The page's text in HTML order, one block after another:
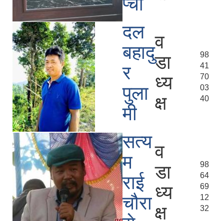
दल
बहादु
र
पुला
मी
व
डा
ध्य
क्ष
98
41
70
03
40
सत्य
म
राई
चौरा
व
डा
ध्य
क्ष
98
64
69
12
32